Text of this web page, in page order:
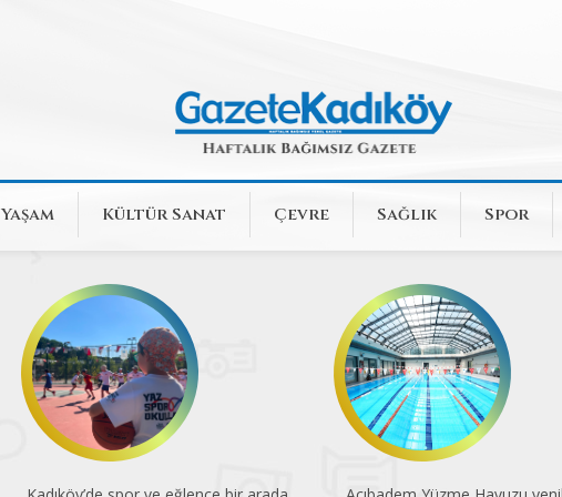
Yaşam Kültür Sanat Çevre Sağlık Spor